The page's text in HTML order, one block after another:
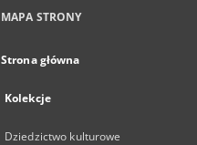
MAPA STRONY
Strona główna
Kolekcje
Dziedzictwo kulturowe